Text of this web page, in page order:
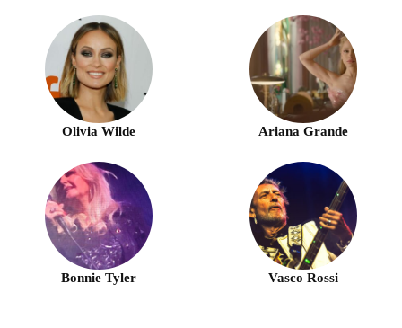
Olivia Wilde Ariana Grande
Bonnie Tyler Vasco Rossi